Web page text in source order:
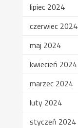
lipiec 2024
czerwiec 2024
maj 2024
kwiecień 2024
marzec 2024
luty 2024
styczeń 2024